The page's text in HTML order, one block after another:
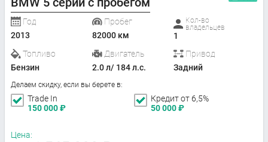
Год
2013
Пробег
82000 км
Кол-во
владельцев
1
Топливо
Бензин
Двигатель
2.0 л/ 184 л.с.
Привод
Задний
Делаем скидку, если вы берете в:
Trade In
150 000₽
Кредит от 6,5%
50 000₽
Цена: